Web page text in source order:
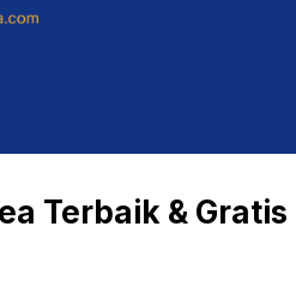
Terbaik & Gratis